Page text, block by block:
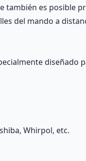
también es posible
del mando a
diseñado
Whirpol, etc.